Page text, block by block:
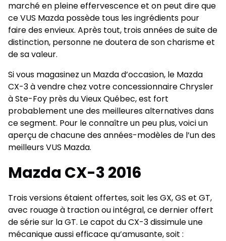
marché en pleine effervescence et on peut dire que
ce VUS Mazda possède tous les ingrédients pour
faire des envieux. Après tout, trois années de suite de
distinction, personne ne doutera de son charisme et
de sa valeur.
Si vous magasinez un Mazda d’occasion, le Mazda
CX-3 à vendre chez votre concessionnaire Chrysler
à Ste-Foy près du Vieux Québec, est fort
probablement une des meilleures alternatives dans
ce segment. Pour le connaître un peu plus, voici un
aperçu de chacune des années-modèles de l’un des
meilleurs VUS Mazda.
Mazda CX-3 2016
Trois versions étaient offertes, soit les GX, GS et GT,
avec rouage à traction ou intégral, ce dernier offert
de série sur la GT. Le capot du CX-3 dissimule une
mécanique aussi efficace qu’amusante, soit :